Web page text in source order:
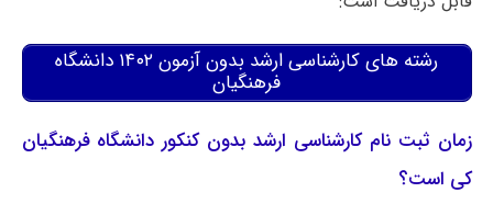
رشته های کارشناسی ارشد بدون آزمون ۱۴۰۲ دانشگاه
فرهنگیان
زمان ثبت نام کارشناسی ارشد بدون کنکور دانشگاه فرهنگیان
کی است؟